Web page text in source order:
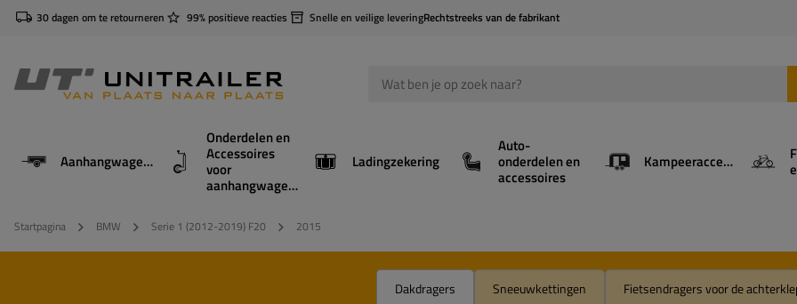
30 dagen om te retourneren 99% positieve reacties Snelle en veilige leveringRechtstreeks van de fabrikant
Aanhangwagens
Onderdelen en
Accessoires
voor
aanhangwagens
Ladingzekering
Auto-
onderdelen en
accessoires
Kampeeraccessoires
Startpagina BMW Serie 1 (2012-2019) F20 2015
Dakdragers Sneeuwkettingen Fietsendragers voor de